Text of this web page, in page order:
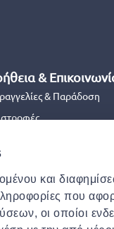
και
που
οι οποίοι
&
& Παράδοση
Ερωτήσεις
βοήθεια με την